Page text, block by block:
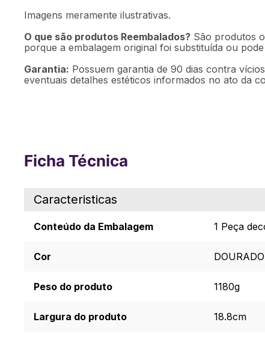
Imagens meramente ilustrativas.
O que são produtos Reembalados? São produtos
porque a embalagem original foi substituída ou
Garantia: Possuem garantia de 90 dias contra
eventuais detalhes estéticos informados no ato da
Ficha Técnica
Caracteristicas
Conteúdo da Embalagem 1 Peça
Cor DOURADO
Peso do produto 1180g
Largura do produto 18.8cm